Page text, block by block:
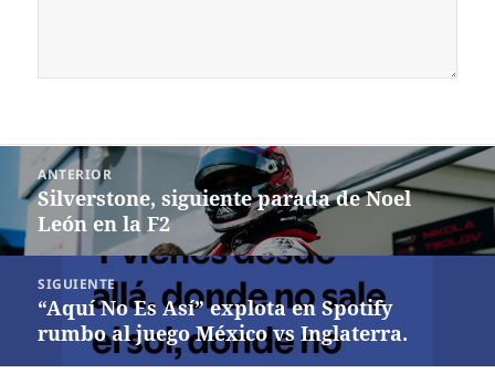
Navegación
entradas
ANTERIOR
Entrada
anterior:
Silverstone, siguiente parada de Noel
León en la F2
SIGUIENTE
Siguiente
entrada:
“Aquí No Es Así” explota en Spotify
rumbo al juego México vs Inglaterra.